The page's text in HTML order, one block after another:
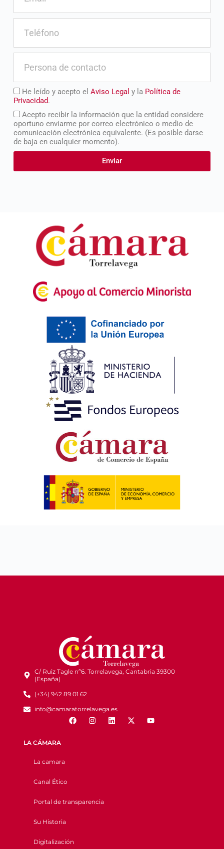
He leído y acepto el Aviso Legal y la Política de
Privacidad.
Acepto recibir la información que la entidad considere
oportuno enviarme por correo electrónico o medio de
comunicación electrónica equivalente. (Es posible darse
de baja en cualquier momento).
Enviar
C/ Ruiz Tagle nº6. Torrelavega, Cantabria 39300
(España)
(+34) 942 89 01 62
info@camaratorrelavega.es
LA CÁMARA
La camara
Canal Ético
Portal de transparencia
Su Historia
Digitalización